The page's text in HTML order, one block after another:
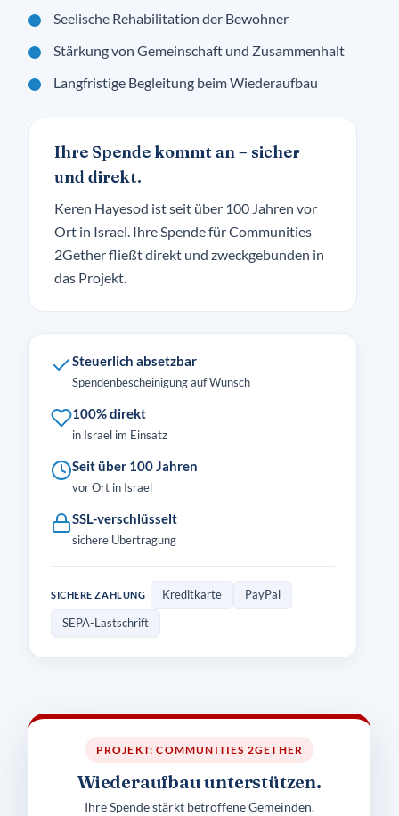
Seelische Rehabilitation der Bewohner
Stärkung von Gemeinschaft und Zusammenhalt
Langfristige Begleitung beim Wiederaufbau
Ihre Spende kommt an – sicher
und direkt.
Keren Hayesod ist seit über 100 Jahren vor
Ort in Israel. Ihre Spende für Communities
2Gether fließt direkt und zweckgebunden in
das Projekt.
Steuerlich absetzbar
Spendenbescheinigung auf Wunsch
100% direkt
in Israel im Einsatz
Seit über 100 Jahren
vor Ort in Israel
SSL-verschlüsselt
sichere Übertragung
SICHERE ZAHLUNG Kreditkarte PayPal
SEPA-Lastschrift
PROJEKT: COMMUNITIES 2GETHER
Wiederaufbau unterstützen.
Ihre Spende stärkt betroffene Gemeinden.